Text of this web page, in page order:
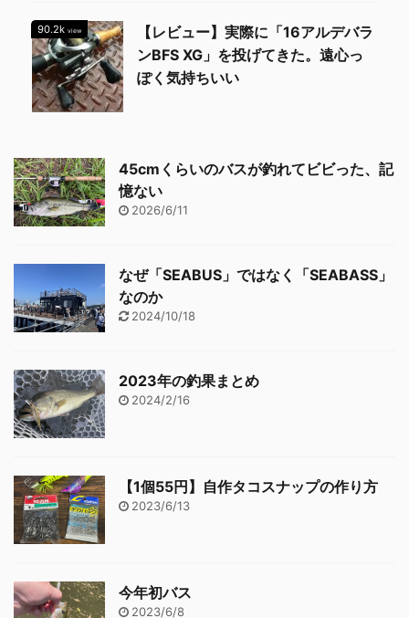
90.2k view
【レビュー】実際に「16アルデバラ
ンBFS XG」を投げてきた。遠心っ
ぽく気持ちいい
45cmくらいのバスが釣れてビビった、記
憶ない
2026/6/11
なぜ「SEABUS」ではなく「SEABASS」
なのか
2024/10/18
2023年の釣果まとめ
2024/2/16
【1個55円】自作タコスナップの作り方
2023/6/13
今年初バス
2023/6/8